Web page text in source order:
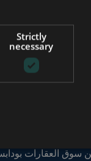
How to Plan
When
Real Estate is
Sales Market in
سوق العقارات
FRENCH
SPANISH
Strictly
necessary